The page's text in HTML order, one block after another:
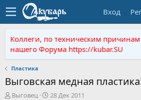
Вход
Коллеги, по техническим
нашего Форума https://kubar.SU
Пластика
Выговская медная
А
Выговец
Д
28 Дек 2011